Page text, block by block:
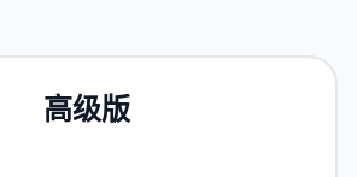
高级版